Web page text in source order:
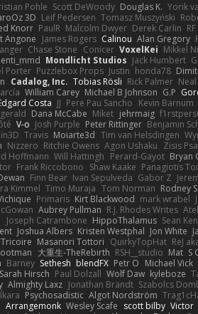
Pohle Scott DeWoody Douglas K. Yorik
3D Leif Pedersen Tomasz Muszyński
Knorr PaulR Malcolm Dwyer Derek Carlin RF
Angone James Rogers Calinou Alan Gregory
Chase Stone Conicer VoxelKei Mikkel
Mondlicht Studios Jack Humbert
Porter Puzzlebox Props Justin honda78
Cadalog, Inc. Tobias Rösli Rick Palmer
William Carey Michael B Johnson G.P
Costa JJ Pere Pau Sancho Kevin Barnum
Dana McCabe Miket jehrmaig
V-o Josh Purple Peter Rittinger Benjamin
Travis Moiarte3d Tim van Helsdingen
Nizzero Ritchie Owens Agon Ushaku Zisis
Hoffmann Will Hattingh Perard-Gayot Bryan
Frank Riccobono Shaw Kaake Panagiotis
Finn Bear Ivan Sepulveda Gabor Z
Kimmel Timo Muraja Tom Norman Rodney
Primaris Kirt Blackwood mark wrabel
Aubrey Pullman R.J. Rhodes Writes
Joseph Catrambone HippoThalamus Sean
Joshua Albers Kristen Westphal Jon White
Masanori Tottori QuirkyTopHat ReJ
大重生-TheRebirth RSH__studio Mat S
Barney Sethesh blendFX Petr O Michael Vick
Hirsch Paul Dolzall Wolf Daw kyleboze
Almighty Laxz Jonathan Brandt Szabolcs
Íkara Psychosadistic Algot Nordström
Arrangemonk Wesley Scafe scott bilby Victor